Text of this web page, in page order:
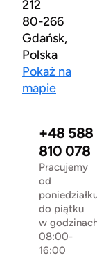
212
80-266
Gdańsk,
Polska
Pokaż na
mapie
+48 588
810 078
Pracujemy
od
do piątku
w
08:00-
16:00